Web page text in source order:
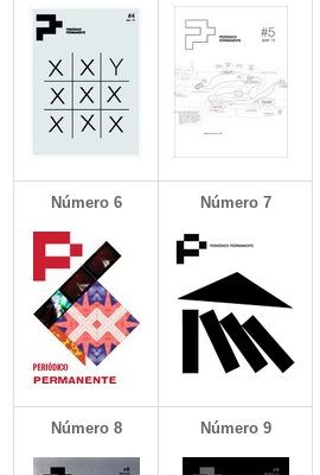
Número 6 Número 7
Número 8 Número 9